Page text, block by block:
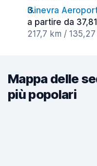
Ginevra
a partire da
217,7 km /
Mappa delle
più popolari